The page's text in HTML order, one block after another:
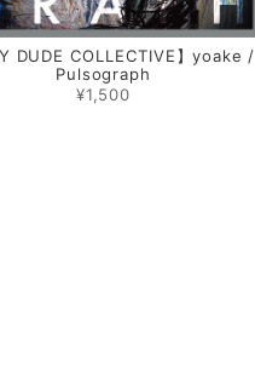
DUDE COLLECTIVE】yoake /
Pulsograph
¥1,500